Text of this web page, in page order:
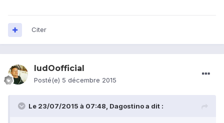
Citer
ludOofficial
Posté(e) 5 décembre 2015
Le 23/07/2015 à 07:48, Dagostino a dit :